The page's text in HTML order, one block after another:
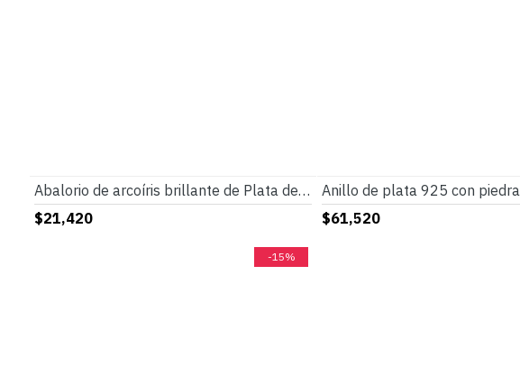
Abalorio de arcoíris brillante de Plata de Ley 925 compatible con pulsera Original Pandora, abalorio de estrella de arcoíris brillante, joyería de moda
$21,420
$61,520
-15%